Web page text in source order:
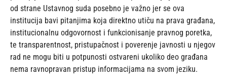
od strane Ustavnog suda posebno je važno jer se ova
institucija bavi pitanjima koja direktno utiču na prava građana,
institucionalnu odgovornost i funkcionisanje pravnog poretka,
te transparentnost, pristupačnost i poverenje javnosti u njegov
rad ne mogu biti u potpunosti ostvareni ukoliko deo građana
nema ravnopravan pristup informacijama na svom jeziku.